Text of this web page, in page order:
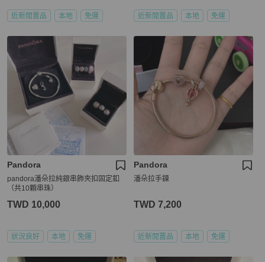
近新閒置品 本地 免運 近新閒置品 本地 免運
Pandora
pandora潘朵拉純銀串飾夾扣固定釦
（共10顆串珠）
TWD 10,000
狀況良好 本地 免運
Pandora
潘朵拉手鍊
TWD 7,200
近新閒置品 本地 免運